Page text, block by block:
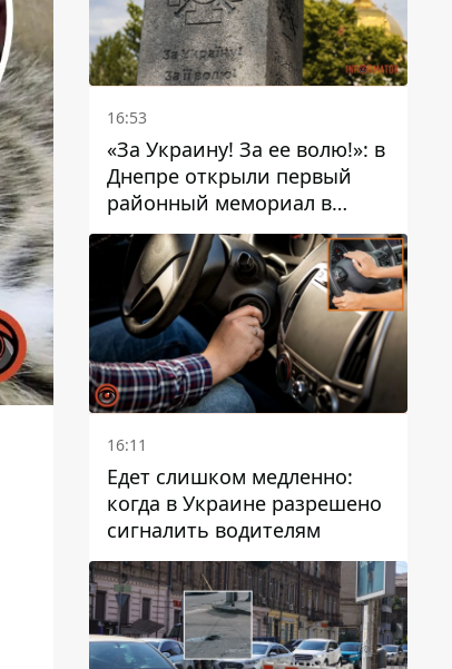
16:53
«За Украину! За ее волю!»: в
Днепре открыли первый
районный мемориал в
честь погибших
Защитников
16:11
Едет слишком медленно:
когда в Украине разрешено
сигналить водителям